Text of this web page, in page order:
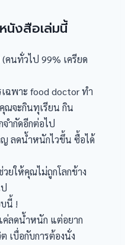
นังสือเล่มนี้
คนทั่วไป 99% เครียด
ฉพาะ food doctor ทำ
จะกินทุเรียน กิน
ำกัดอีกต่อไป
ญ​ ลดน้ำหนักไวขึ้น ซื้อได้
ยให้คุณไม่ถูกโลกข้าง
นี้ !
ค่ลดน้ำหนัก แต่อยาก
เบื่อกับการต้องนั่ง